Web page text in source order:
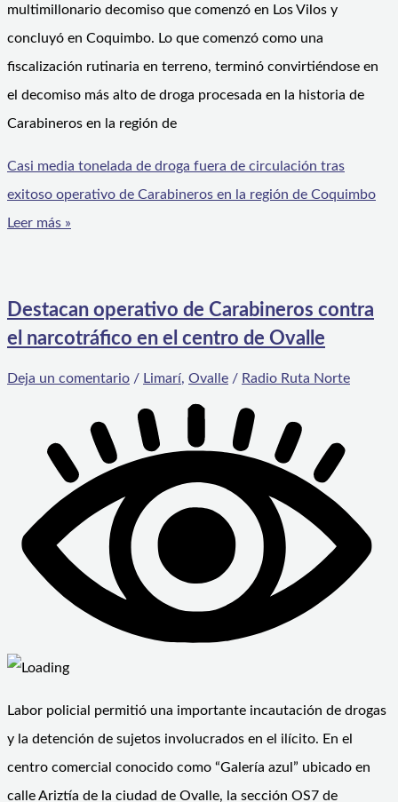
multimillonario decomiso que comenzó en Los Vilos y
concluyó en Coquimbo. Lo que comenzó como una
fiscalización rutinaria en terreno, terminó convirtiéndose en
el decomiso más alto de droga procesada en la historia de
Carabineros en la región de
Casi media tonelada de droga fuera de circulación tras
exitoso operativo de Carabineros en la región de Coquimbo
Leer más »
Destacan operativo de Carabineros contra
el narcotráfico en el centro de Ovalle
Deja un comentario / Limarí, Ovalle / Radio Ruta Norte
Labor policial permitió una importante incautación de drogas
y la detención de sujetos involucrados en el ilícito. En el
centro comercial conocido como “Galería azul” ubicado en
calle Ariztía de la ciudad de Ovalle, la sección OS7 de